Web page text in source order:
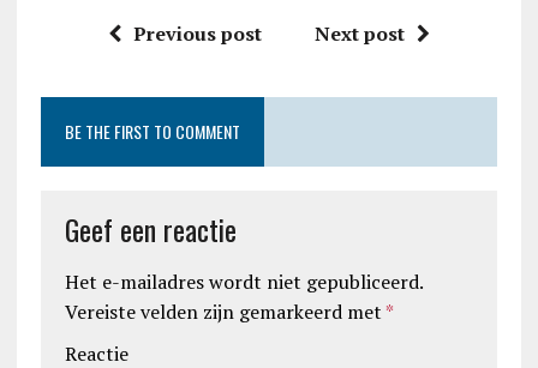
Previous post Next post
BE THE FIRST TO COMMENT
Geef een reactie
Het e-mailadres wordt niet gepubliceerd.
Vereiste velden zijn gemarkeerd met *
Reactie